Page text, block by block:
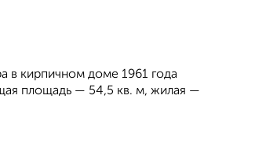
в кирпичном доме 1961 года
площадь — 54,5 кв. м, жилая —